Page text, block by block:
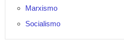
Marxismo
Socialismo